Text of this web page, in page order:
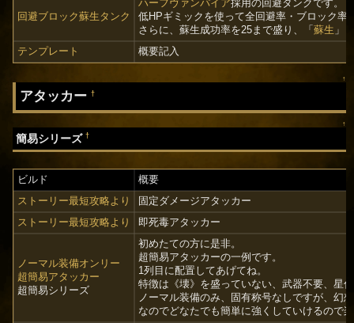
回避ブロック蘇生タンク
ハーフヴァンパイア採用の回避タンクです。
低HPギミックを使って全回避率・ブロック率
さらに、蘇生成功率を25まで盛り、「蘇生 」
テンプレート
概要記入
↑
アタッカー†
↑
簡易シリーズ†
ビルド
概要
ストーリー最短攻略より
固定ダメージアタッカー
ストーリー最短攻略より
即死毒アタッカー
ノーマル装備オンリー
超簡易アタッカー
超簡易シリーズ
初めたての方に是非。
超簡易アタッカーの一例です。
1列目に配置してあげてね。
特徴は《壊》を盛っていない、武器不要、星
ノーマル装備のみ、固有称号なしですが、幻
なのでどなたでも簡単に強くしていけるので